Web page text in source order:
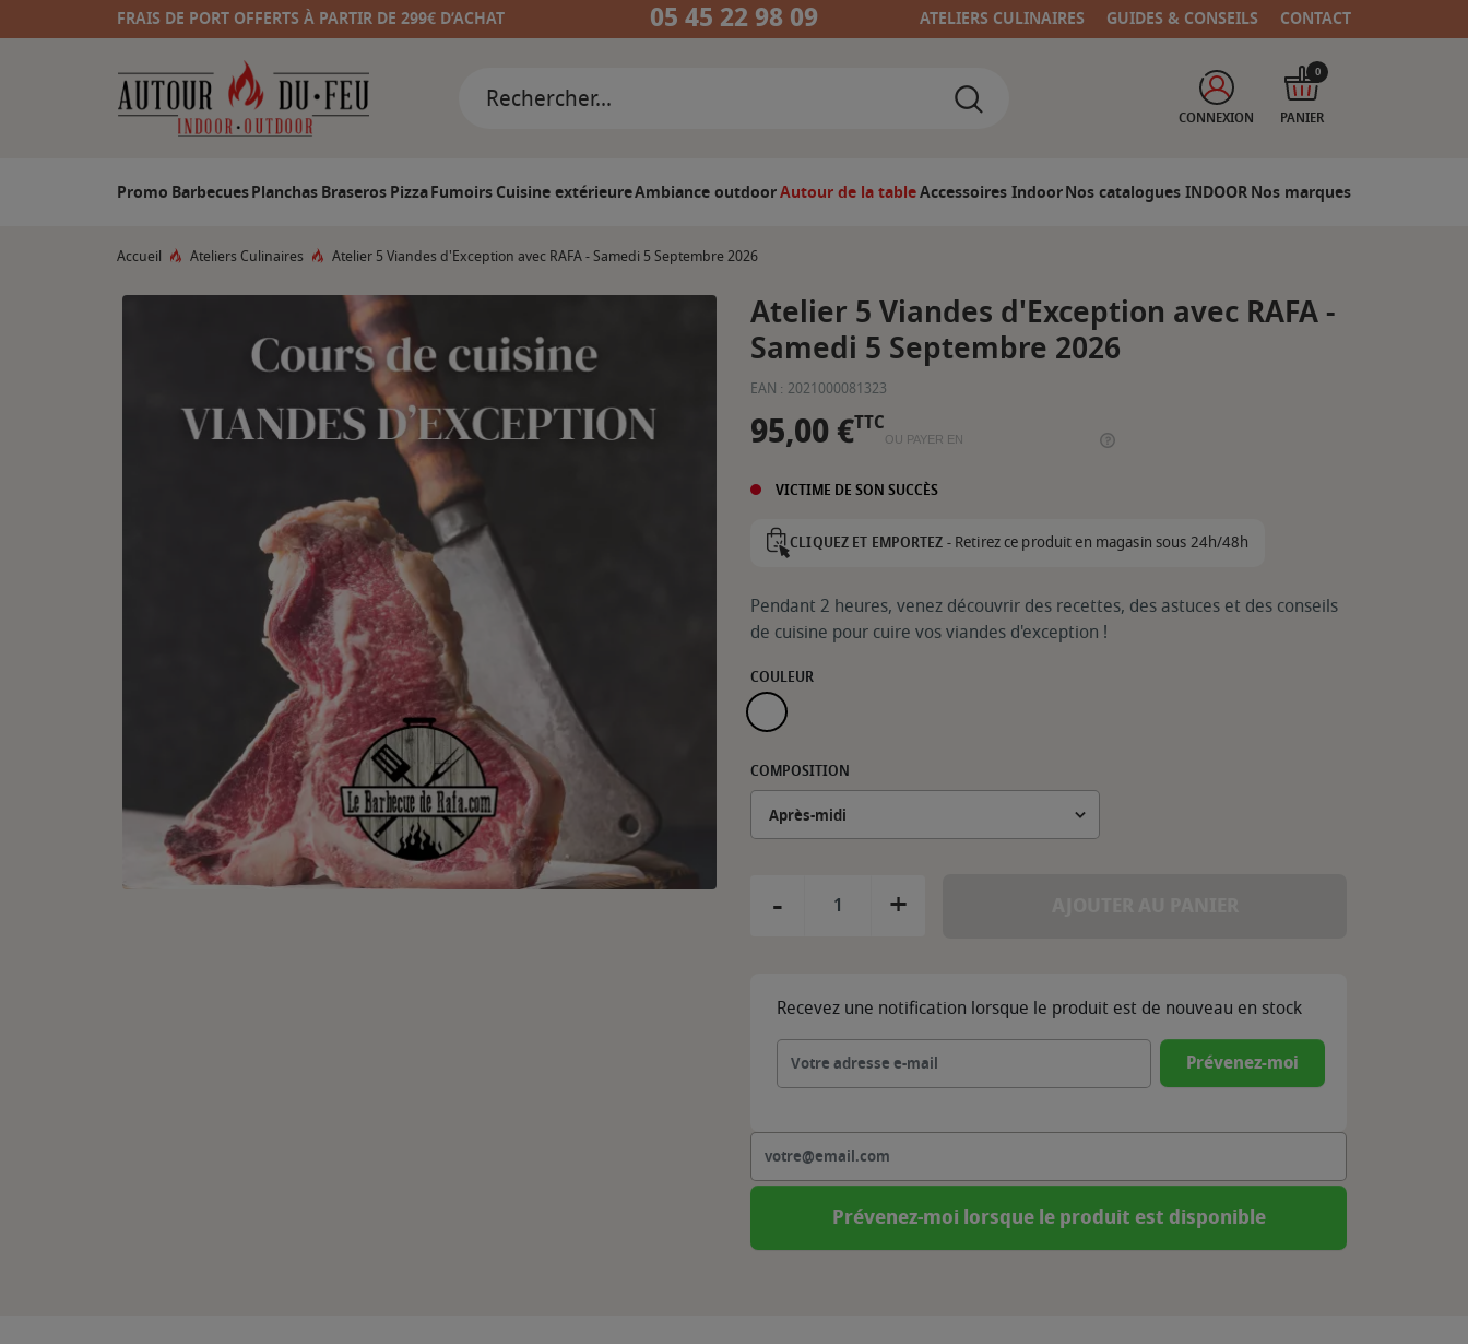
FRAIS DE PORT OFFERTS À PARTIR DE 299€ D’ACHAT 05 45 22 98 09 ATELIERS CULINAIRES GUIDES & CONSEILS CONTACT
CONNEXION PANIER
0
Promo BarbecuesPlanchasBraserosPizzaFumoirsCuisine extérieureAmbiance outdoorAutour de la tableAccessoires IndoorNos catalogues INDOORNos marques
Accueil Ateliers Culinaires Atelier 5 Viandes d'Exception avec RAFA - Samedi 5 Septembre 2026
Atelier 5 Viandes d'Exception avec RAFA -
Samedi 5 Septembre 2026
EAN : 2021000081323
95,00 €TTC
OU PAYER EN
VICTIME DE SON SUCCÈS
CLIQUEZ ET EMPORTEZ -Retirez ce produit en magasin sous 24h/48h
Pendant 2 heures, venez découvrir des recettes, des astuces et des conseils
de cuisine pour cuire vos viandes d'exception !
COULEUR
.
COMPOSITION
- +
Recevez une notification lorsque le produit est de nouveau en stock
Prévenez-moi
Prévenez-moi lorsque le produit est disponible